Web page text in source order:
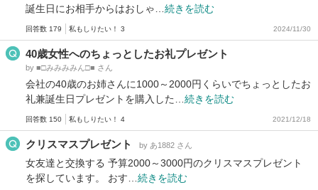
誕生日にお相手からはおしゃ… 続きを読む
回答数 179 私もしりたい！ 3 2024/11/30
40歳女性へのちょっとしたお礼プレゼント
by ■□みみみみん□■ さん
会社の40歳のお姉さんに1000～2000円くらいでちょっとしたお
礼兼誕生日プレゼントを購入した… 続きを読む
回答数 150 私もしりたい！ 4 2021/12/18
クリスマスプレゼント by あ1882 さん
女友達と交換する 予算2000～3000円のクリスマスプレゼント
を探しています。 おす… 続きを読む